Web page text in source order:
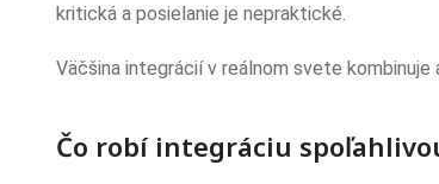
kritická a posielanie je nepraktické.
Väčšina integrácií v reálnom svete
Čo robí integráciu